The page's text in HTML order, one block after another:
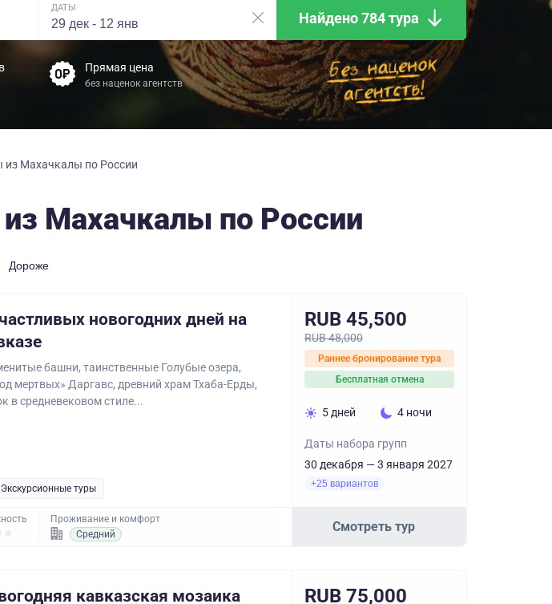
ДАТЫ
Найдено 784 тура
Прямая цена
без наценок агентств
из Махачкалы по России
Махачкалы по России
Дороже
новогодних дней на
башни, таинственные Голубые озера,
мертвых» Даргавс, древний храм Тхаба-Ерды,
в средневековом стиле...
Экскурсионные туры
Проживание и комфорт
Средний
RUB 45,500
RUB 48,000
Раннее бронирование тура
Бесплатная отмена
5 дней 4 ночи
Даты набора групп
30 декабря — 3 января 2027
+25 вариантов
Смотреть тур
кавказская мозаика RUB 75,000